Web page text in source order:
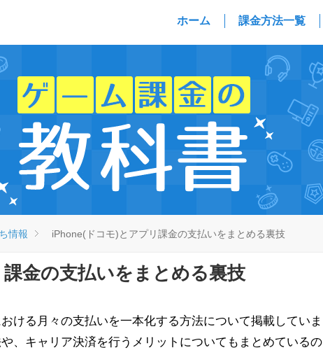
ホーム 課金方法一覧
情報 iPhone(ドコモ)とアプリ課金の支払いをまとめる裏技
金の支払いをまとめる裏技
ける月々の支払いを一本化する方法について掲載していま
、キャリア決済を行うメリットについてもまとめているの